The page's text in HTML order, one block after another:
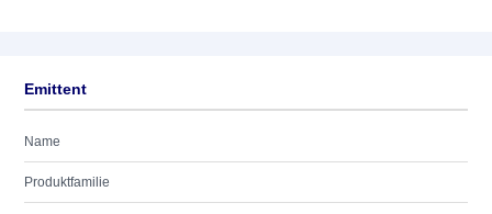
Emittent
Name
Produktfamilie